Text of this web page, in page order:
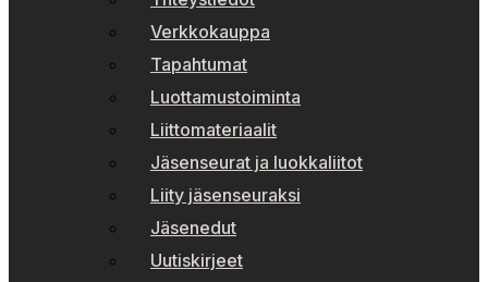
Verkkokauppa
Tapahtumat
Luottamustoiminta
Liittomateriaalit
Jäsenseurat ja luokkaliitot
Liity jäsenseuraksi
Jäsenedut
Uutiskirjeet